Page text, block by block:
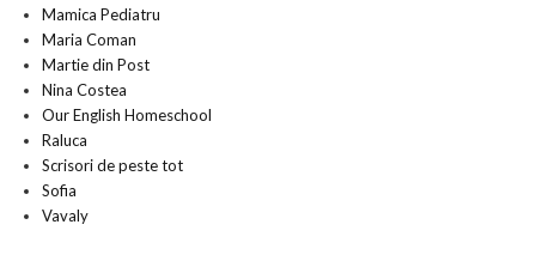
Mamica Pediatru
Maria Coman
Martie din Post
Nina Costea
Our English Homeschool
Raluca
Scrisori de peste tot
Sofia
Vavaly